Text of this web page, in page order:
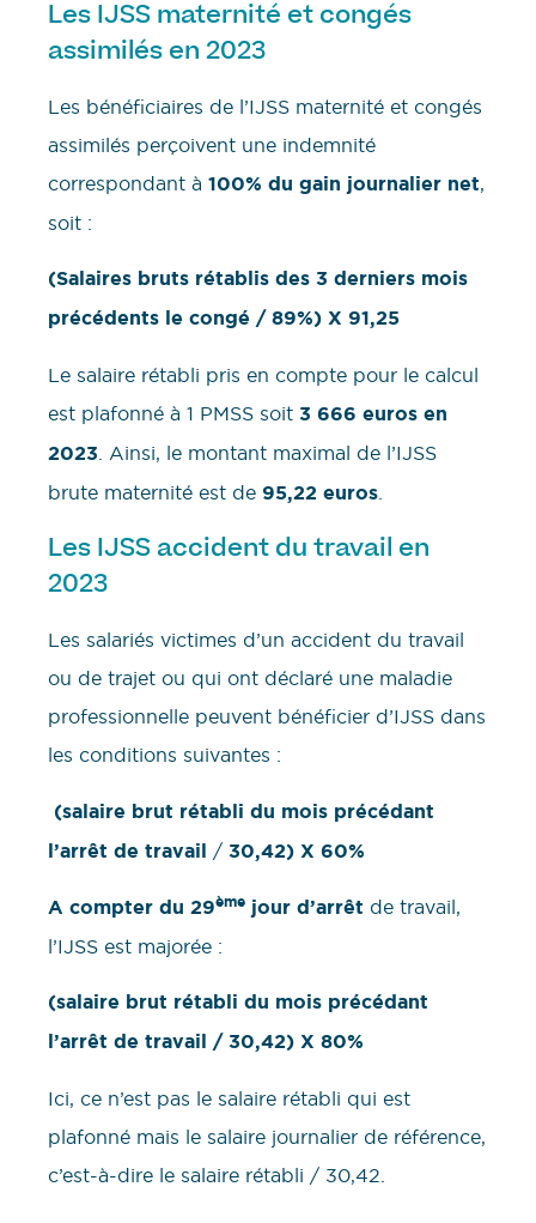
Les IJSS maternité et congés
assimilés en 2023
Les bénéficiaires de l’IJSS maternité et congés
assimilés perçoivent une indemnité
correspondant à 100% du gain journalier net,
soit :
(Salaires bruts rétablis des 3 derniers mois
précédents le congé / 89%) X 91,25
Le salaire rétabli pris en compte pour le calcul
est plafonné à 1 PMSS soit 3 666 euros en
2023 . Ainsi, le montant maximal de l’IJSS
brute maternité est de 95,22 euros
Les IJSS accident du travail en
2023
Les salariés victimes d’un accident du travail
ou de trajet ou qui ont déclaré une maladie
professionnelle peuvent bénéficier d’IJSS dans
les conditions suivantes :
(salaire brut rétabli du mois précédant
l’arrêt de travail / 30,42) X 60%
A compter du 29ème jour d’arrêt de travail,
l’IJSS est majorée :
(salaire brut rétabli du mois précédant
l’arrêt de travail / 30,42) X 80%
Ici, ce n’est pas le salaire rétabli qui est
plafonné mais le salaire journalier de référence,
c’est-à-dire le salaire rétabli / 30,42.